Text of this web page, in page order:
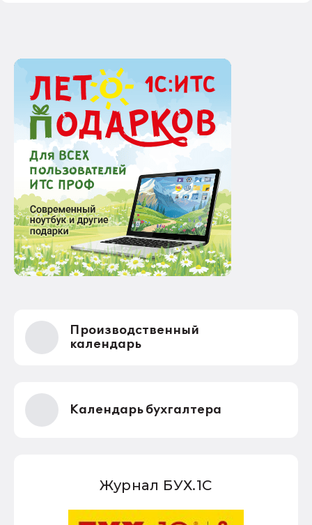
Производственный
календарь
Календарь бухгалтера
Журнал БУХ.1С